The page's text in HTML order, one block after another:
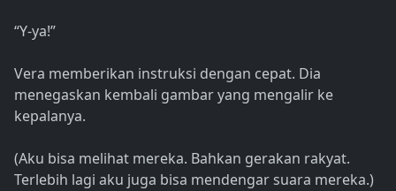
“Y-ya!”
Vera memberikan instruksi dengan cepat. Dia
menegaskan kembali gambar yang mengalir ke
kepalanya.
(Aku bisa melihat mereka. Bahkan gerakan rakyat.
Terlebih lagi aku juga bisa mendengar suara mereka.)